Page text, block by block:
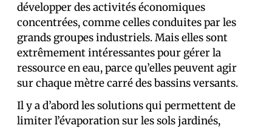
développer des activités économiques
concentrées, comme celles conduites par les
grands groupes industriels. Mais elles sont
extrêmement intéressantes pour gérer la
ressource en eau, parce qu’elles peuvent agir
sur chaque mètre carré des bassins versants.
Il y a d’abord les solutions qui permettent de
limiter l’évaporation sur les sols jardinés,